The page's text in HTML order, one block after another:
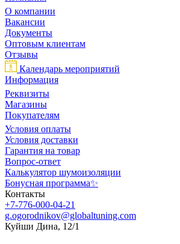
О компании
Вакансии
Документы
Оптовым клиентам
Отзывы
Календарь мероприятий
Информация
Реквизиты
Магазины
Покупателям
Условия оплаты
Условия доставки
Гарантия на товар
Вопрос-ответ
Калькулятор шумоизоляции
Бонусная программа✨
Контакты
+7-776-000-04-21
g.ogorodnikov@globaltuning.com
Куйши Дина, 12/1